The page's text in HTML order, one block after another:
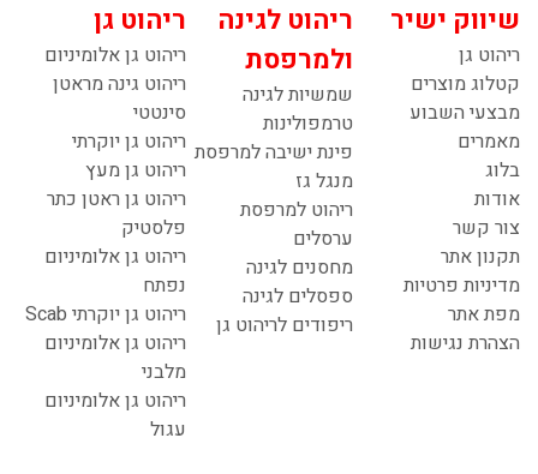
שיווק ישיר
ריהוט גן
קטלוג מוצרים
מבצעי השבוע
מאמרים
בלוג
אודות
צור קשר
תקנון אתר
מדיניות פרטיות
מפת אתר
הצהרת נגישות
ריהוט לגינה
ולמרפסת
שמשיות לגינה
טרמפולינות
פינת ישיבה למרפסת
מנגל גז
ריהוט למרפסת
ערסלים
מחסנים לגינה
ספסלים לגינה
ריפודים לריהוט גן
ריהוט גן
ריהוט גן אלומיניום
ריהוט גינה מראטן
סינטטי
ריהוט גן יוקרתי
ריהוט גן מעץ
ריהוט גן ראטן כתר
פלסטיק
ריהוט גן אלומיניום
נפתח
ריהוט גן יוקרתי Scab
ריהוט גן אלומיניום
מלבני
ריהוט גן אלומיניום
עגול